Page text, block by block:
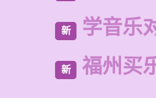
新 学音乐
新 福州买